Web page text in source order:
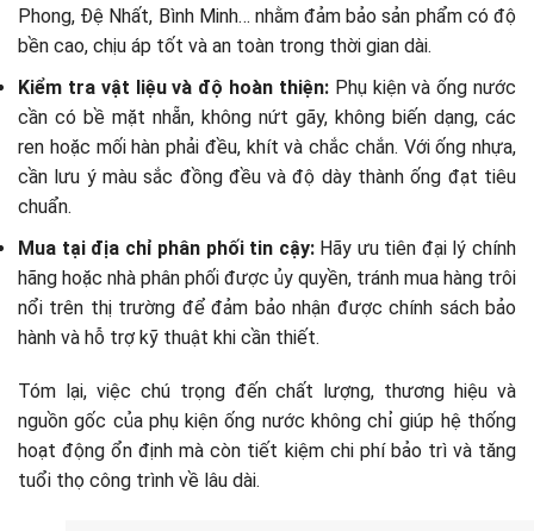
Phong, Đệ Nhất, Bình Minh… nhằm đảm bảo sản phẩm có độ
bền cao, chịu áp tốt và an toàn trong thời gian dài.
Kiểm tra vật liệu và độ hoàn thiện:Phụ kiện và ống nước
cần có bề mặt nhẵn, không nứt gãy, không biến dạng, các
ren hoặc mối hàn phải đều, khít và chắc chắn. Với ống nhựa,
cần lưu ý màu sắc đồng đều và độ dày thành ống đạt tiêu
chuẩn.
Mua tại địa chỉ phân phối tin cậy:Hãy ưu tiên đại lý chính
hãng hoặc nhà phân phối được ủy quyền, tránh mua hàng trôi
nổi trên thị trường để đảm bảo nhận được chính sách bảo
hành và hỗ trợ kỹ thuật khi cần thiết.
Tóm lại, việc chú trọng đến chất lượng, thương hiệu và
nguồn gốc của phụ kiện ống nước không chỉ giúp hệ thống
hoạt động ổn định mà còn tiết kiệm chi phí bảo trì và tăng
tuổi thọ công trình về lâu dài.